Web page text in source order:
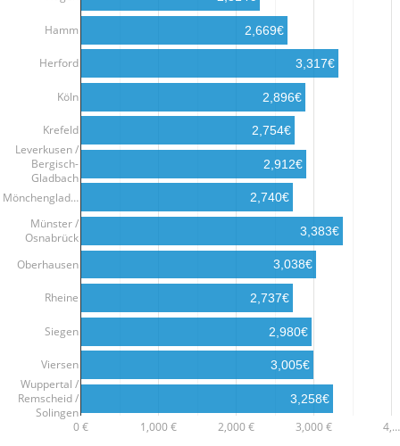
0 € 1,000 € 2,000 € 3,000 € 4,…
Hamm
Herford
Köln
Krefeld
Leverkusen /
Bergisch-
Gladbach
Mönchenglad…
Münster /
Osnabrück
Oberhausen
Rheine
Siegen
Viersen
Wuppertal /
Remscheid /
Solingen
2,669€
3,317€
2,896€
2,754€
2,912€
2,740€
3,383€
3,038€
2,737€
2,980€
3,005€
3,258€